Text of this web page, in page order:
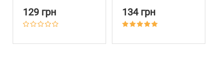
129 грн
Цвета Ацтеки
134 грн